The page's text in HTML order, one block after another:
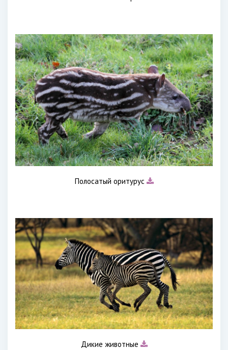
Полосатый оритурус
Дикие животные